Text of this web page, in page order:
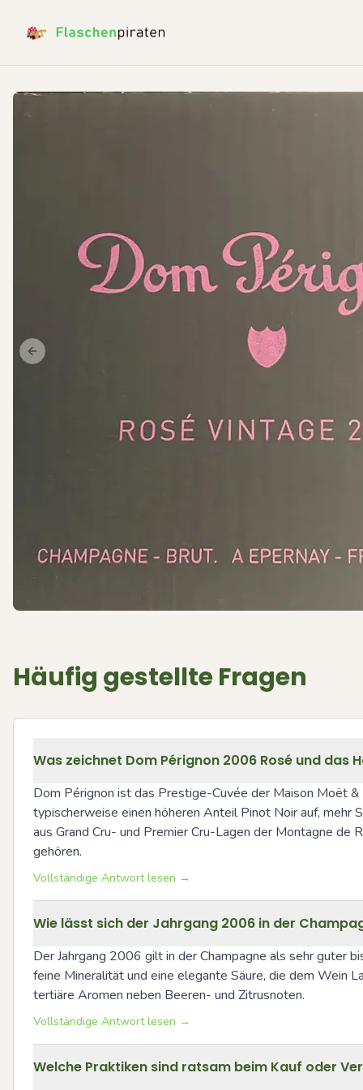
Previous slide
Häufig gestellte Fragen
Was zeichnet Dom Pérignon 2006 Rosé und das
Dom Pérignon ist das Prestige-Cuvée der Maison Moët
typischerweise einen höheren Anteil Pinot Noir auf, mehr
aus Grand Cru- und Premier Cru-Lagen der Montagne de
gehören.
Vollständige Antwort lesen →
Wie lässt sich der Jahrgang 2006 in der
Der Jahrgang 2006 gilt in der Champagne als sehr guter
feine Mineralität und eine elegante Säure, die dem Wein
tertiäre Aromen neben Beeren- und Zitrusnoten.
Vollständige Antwort lesen →
Welche Praktiken sind ratsam beim Kauf oder